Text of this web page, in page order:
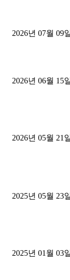
2026년 07월 09
2026년 06월 15
2026년 05월 21
2025년 05월 23
2025년 01월 03